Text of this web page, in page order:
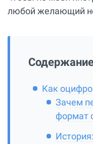
любой желающий
Как
Зачем
формат